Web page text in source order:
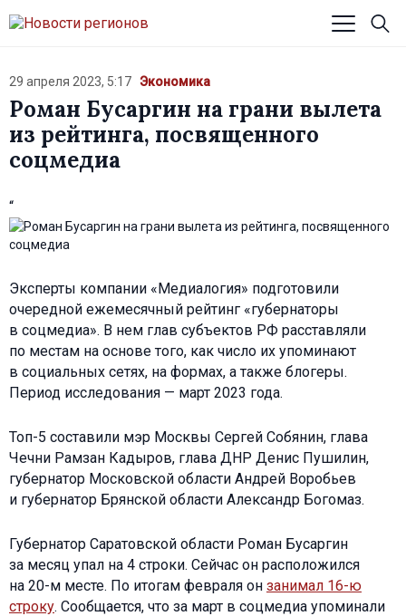
29 апреля 2023, 5:17 Экономика
Роман Бусаргин на грани вылета
из рейтинга, посвященного
соцмедиа
“
Эксперты компании «Медиалогия» подготовили
очередной ежемесячный рейтинг «губернаторы
в соцмедиа». В нем глав субъектов РФ расставляли
по местам на основе того, как число их упоминают
в социальных сетях, на формах, а также блогеры.
Период исследования — март 2023 года.
Топ-5 составили мэр Москвы Сергей Собянин, глава
Чечни Рамзан Кадыров, глава ДНР Денис Пушилин,
губернатор Московской области Андрей Воробьев
и губернатор Брянской области Александр Богомаз.
Губернатор Саратовской области Роман Бусаргин
за месяц упал на 4 строки. Сейчас он расположился
на 20-м месте. По итогам февраля он занимал 16-ю
строку. Сообщается, что за март в соцмедиа упоминали